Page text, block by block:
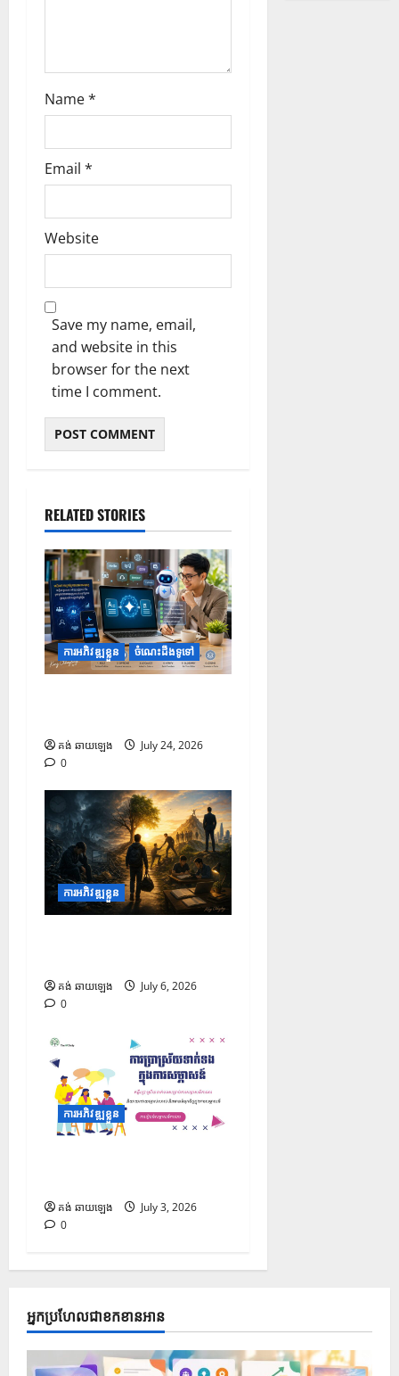
Name*
Email *
Website
Save my name, email,
and website in this
browser for the next
time I comment.
RELATED STORIES
ការអភិវឌ្ឍខ្លួន ចំណេះដឹងទូទៅ
គង់ ឆាយឡេង
July 24, 2026
0
ការអភិវឌ្ឍខ្លួន
គង់ ឆាយឡេង
July 6, 2026
0
ការអភិវឌ្ឍខ្លួន
គង់ ឆាយឡេង
July 3, 2026
0
អ្នកប្រហែលជាខកខានអាន